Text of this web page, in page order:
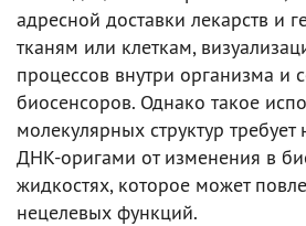
адресной доставки лекарств и
тканям или клеткам,
процессов внутри организма и
биосенсоров. Однако такое
молекулярных структур
ДНК-оригами от изменения в
жидкостях, которое может
нецелевых функций.